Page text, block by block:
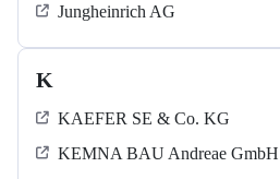
Jungheinrich AG
K
KAEFER SE & Co. KG
KEMNA BAU Andreae